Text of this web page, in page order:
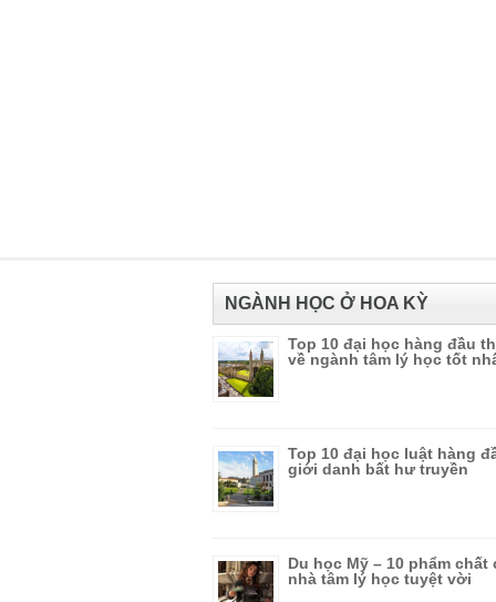
NGÀNH HỌC Ở HOA KỲ
Top 10 đại học hàng đầu
về ngành tâm lý học tốt
Top 10 đại học luật hàng
giới danh bất hư truyền
Du học Mỹ – 10 phẩm chất
nhà tâm lý học tuyệt vời